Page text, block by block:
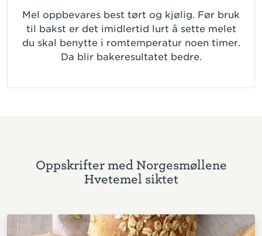
Mel oppbevares best tørt og kjølig. Før bruk
til bakst er det imidlertid lurt å sette melet
du skal benytte i romtemperatur noen timer.
Da blir bakeresultatet bedre.
Oppskrifter med Norgesmøllene
Hvetemel siktet